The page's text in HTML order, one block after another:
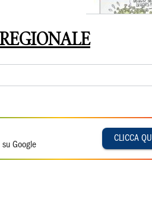
Google
CLICCA QUI